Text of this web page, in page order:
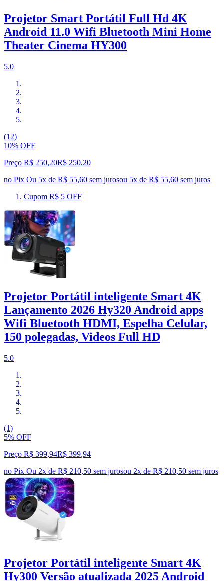
Projetor Smart Portátil Full Hd 4K
Android 11.0 Wifi Bluetooth Mini Home
Theater Cinema HY300
5.0
(12)
10% OFF
Preço R$ 250,20R$ 250,20
no Pix Ou 5x de R$ 55,60 sem jurosou 5x de R$ 55,60 sem juros
Cupom R$ 5 OFF
Projetor Portátil inteligente Smart 4K
Lançamento 2026 Hy320 Android apps
Wifi Bluetooth HDMI, Espelha Celular,
150 polegadas, Videos Full HD
5.0
(1)
5% OFF
Preço R$ 399,94R$ 399,94
no Pix Ou 2x de R$ 210,50 sem jurosou 2x de R$ 210,50 sem juros
Projetor Portátil inteligente Smart 4K
Hy300 Versão atualizada 2025 Android